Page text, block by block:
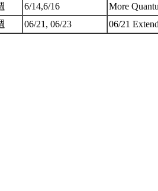
6/14,6/16
More
06/21, 06/23 06/21